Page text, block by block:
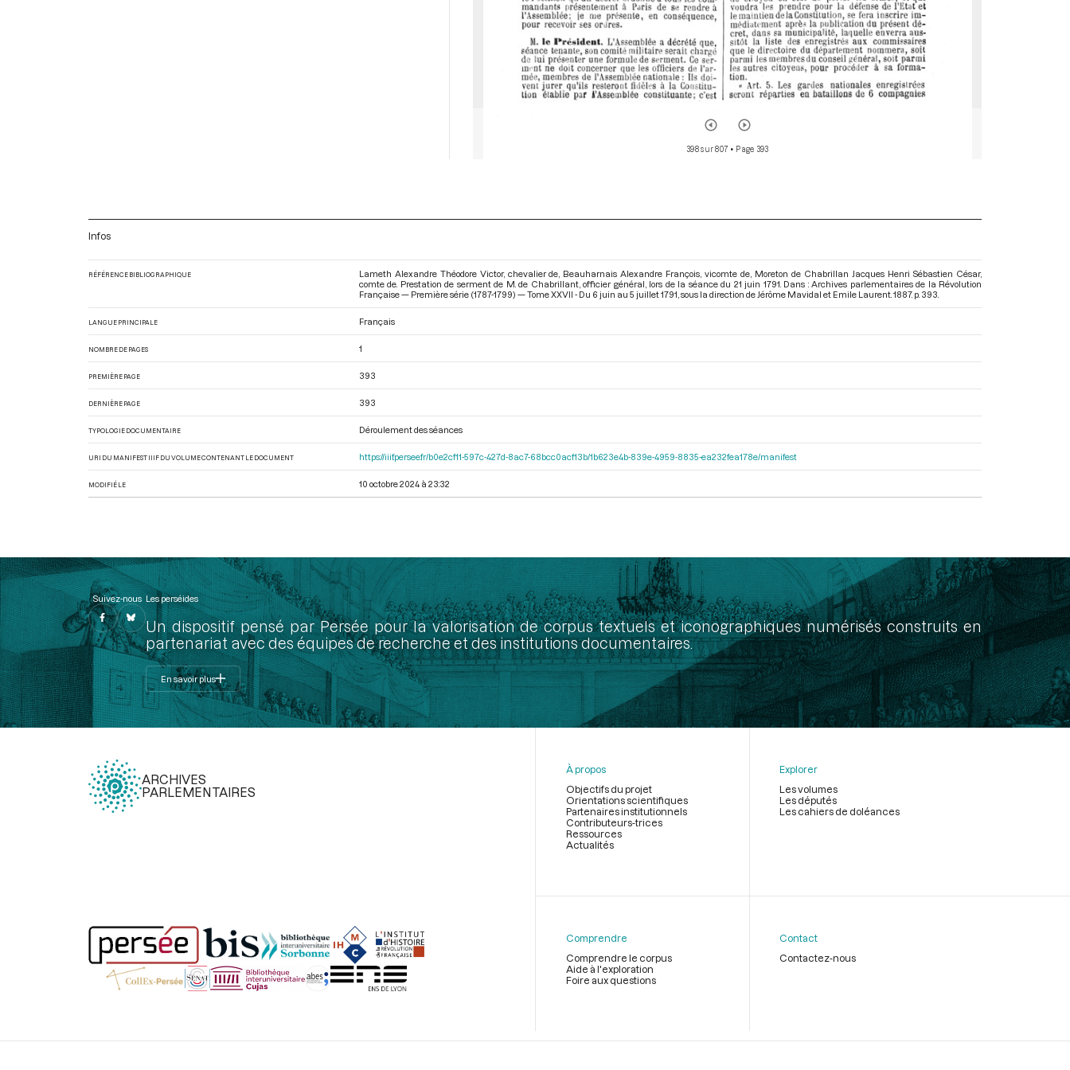
398 sur 807 • Page 393
Infos
RÉFÉRENCE BIBLIOGRAPHIQUE
Lameth Alexandre Théodore Victor, chevalier de, Beauharnais Alexandre François, vicomte de, Moreton de Chabrillan Jacques Henri Sébastien César,
comte de. Prestation de serment de M. de Chabrillant, officier général, lors de la séance du 21 juin 1791. Dans : Archives parlementaires de la Révolution
Française — Première série (1787-1799) — Tome XXVII - Du 6 juin au 5 juillet 1791 , sous la direction de Jérôme Mavidal et Emile Laurent. 1887. p. 393.
LANGUE PRINCIPALE Français
NOMBRE DE PAGES 1
PREMIÈRE PAGE 393
DERNIÈRE PAGE 393
TYPOLOGIE DOCUMENTAIRE Déroulement des séances
URI DU MANIFEST IIIF DU VOLUME CONTENANT LE DOCUMENT https://iiif.persee.fr/b0e2cf11-597c-427d-8ac7-68bcc0acf13b/1b623e4b-839e-4959-8835-ea232fea178e/manifest
MODIFIÉ LE 10 octobre 2024 à 23:32
Suivez-nous Les perséides
Un dispositif pensé par Persée pour la valorisation de corpus textuels et iconographiques numérisés construits en
partenariat avec des équipes de recherche et des institutions documentaires.
En savoir plus
ARCHIVES
PARLEMENTAIRES
page
À propos
Objectifs du projet
Orientations scientifiques
Partenaires institutionnels
Contributeurs-trices
Ressources
Actualités
Explorer
Les volumes
Les députés
Les cahiers de doléances
Comprendre
Comprendre le corpus
Aide à l'exploration
Foire aux questions
Contact
Contactez-nous
Légal